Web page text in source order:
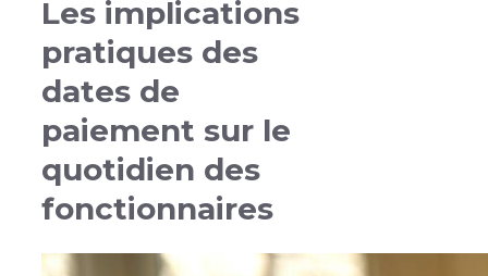
Les implications
pratiques des
dates de
paiement sur le
quotidien des
fonctionnaires